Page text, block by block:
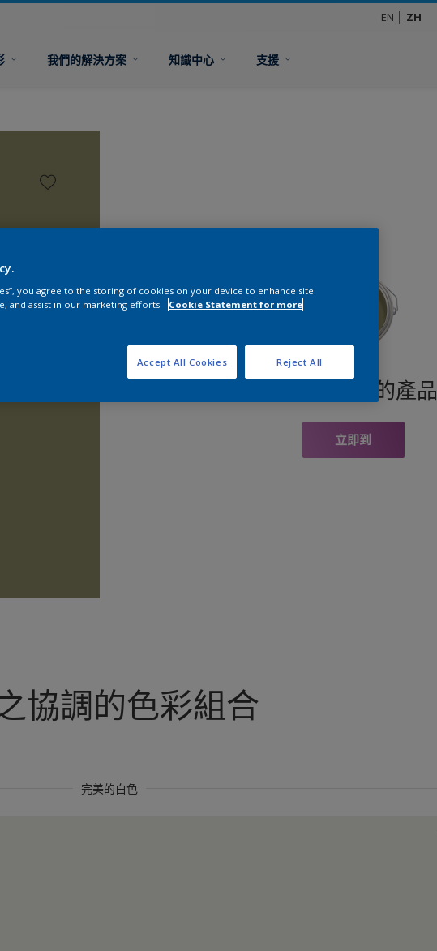
EN ZH
我們的解決方案 知識中心 支援
查找此顏色的產品
立即到
協調的色彩組合
完美的白色
you agree to the storing of cookies on your device to enhance site
and assist in our marketing efforts.
Cookie Statement for more
Reject All
Accept All Cookies